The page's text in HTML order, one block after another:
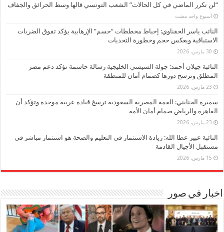
“لن نكرر الماضي في كل الحالات” الشعب التونسي قالها وسط الحرائق والجفاف
‏أسبوع واحد مضت
النائب ياسر الحفناوي: إحباط مخططات “حسم” الإرهابية يؤكد تفوق الضربات
الاستباقية ويعكس حجم وخطورة التحديات
30 مارس، 2026
النائبة جيلان أحمد: جولة السيسي الخليجية رسالة حاسمة تؤكد دعم مصر
المطلق وترسخ دورها كصمام أمان للمنطقة
23 مارس، 2026
سميرة الجنايني: القمة المصرية السعودية ترسخ قيادة عربية موحدة وتؤكد أن
القاهرة والرياض صمام أمان الأمة
23 مارس، 2026
النائبة عبير عطا الله: زيادة الاستثمار في التعليم والصحة هو استثمار مباشر في
مستقبل الأجيال القادمة
15 مارس، 2026
اخبار في صور